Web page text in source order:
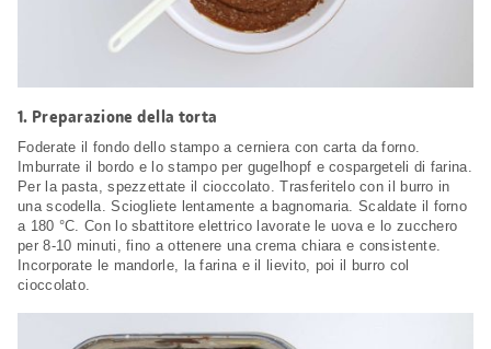
1. Preparazione della torta
Foderate il fondo dello stampo a cerniera con carta da forno.
Imburrate il bordo e lo stampo per gugelhopf e cospargeteli di farina.
Per la pasta, spezzettate il cioccolato. Trasferitelo con il burro in
una scodella. Sciogliete lentamente a bagnomaria. Scaldate il forno
a 180 °C. Con lo sbattitore elettrico lavorate le uova e lo zucchero
per 8-10 minuti, fino a ottenere una crema chiara e consistente.
Incorporate le mandorle, la farina e il lievito, poi il burro col
cioccolato.